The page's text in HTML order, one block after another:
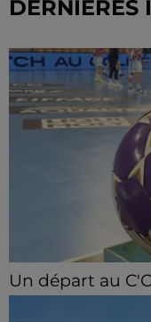
DERNIERES
Un départ au
Le club chartrain a